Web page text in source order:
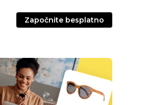
Započnite besplatno